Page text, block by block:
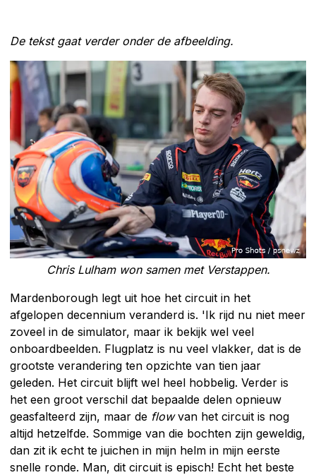
De tekst gaat verder onder de afbeelding.
Chris Lulham won samen met Verstappen.
Mardenborough legt uit hoe het circuit in het
afgelopen decennium veranderd is. 'Ik rijd nu niet meer
zoveel in de simulator, maar ik bekijk wel veel
onboardbeelden. Flugplatz is nu veel vlakker, dat is de
grootste verandering ten opzichte van tien jaar
geleden. Het circuit blijft wel heel hobbelig. Verder is
het een groot verschil dat bepaalde delen opnieuw
geasfalteerd zijn, maar de flowvan het circuit is nog
altijd hetzelfde. Sommige van die bochten zijn geweldig,
dan zit ik echt te juichen in mijn helm in mijn eerste
snelle ronde. Man, dit circuit is episch! Echt het beste